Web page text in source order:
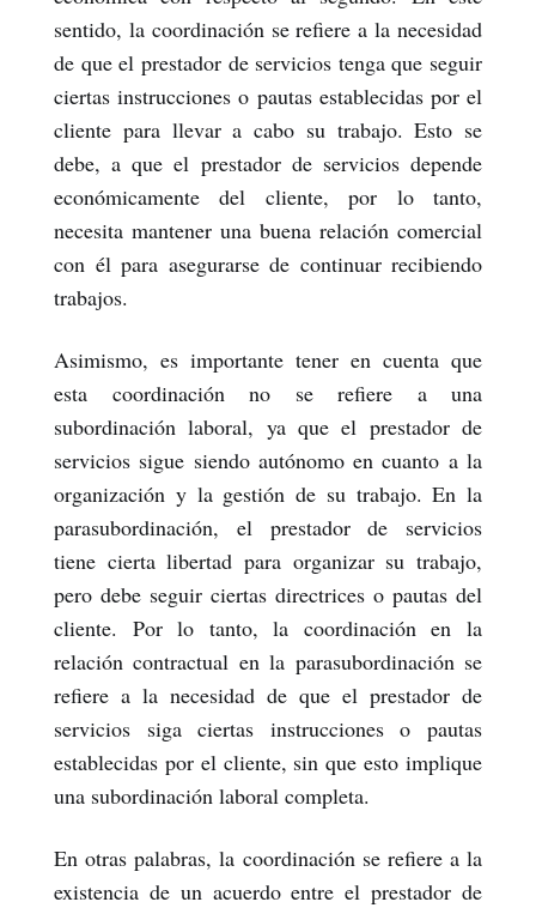
sentido, la coordinación se refiere a la necesidad
de que el prestador de servicios tenga que seguir
ciertas instrucciones o pautas establecidas por el
cliente para llevar a cabo su trabajo. Esto se
debe, a que el prestador de servicios depende
económicamente del cliente, por lo tanto,
necesita mantener una buena relación comercial
con él para asegurarse de continuar recibiendo
trabajos.
Asimismo, es importante tener en cuenta que
esta coordinación no se refiere a una
subordinación laboral, ya que el prestador de
servicios sigue siendo autónomo en cuanto a la
organización y la gestión de su trabajo. En la
parasubordinación, el prestador de servicios
tiene cierta libertad para organizar su trabajo,
pero debe seguir ciertas directrices o pautas del
cliente. Por lo tanto, la coordinación en la
relación contractual en la parasubordinación se
refiere a la necesidad de que el prestador de
servicios siga ciertas instrucciones o pautas
establecidas por el cliente, sin que esto implique
una subordinación laboral completa.
En otras palabras, la coordinación se refiere a la
existencia de un acuerdo entre el prestador de